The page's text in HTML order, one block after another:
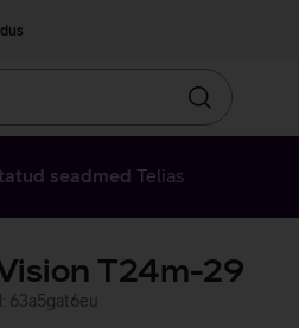
Otsin
seadmed Telias
T24m-29
63a5gat6eu